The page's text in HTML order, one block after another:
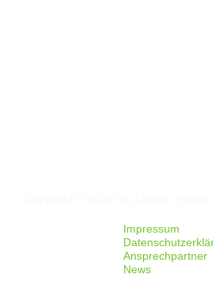
Impressum
Ansprechpartner
News